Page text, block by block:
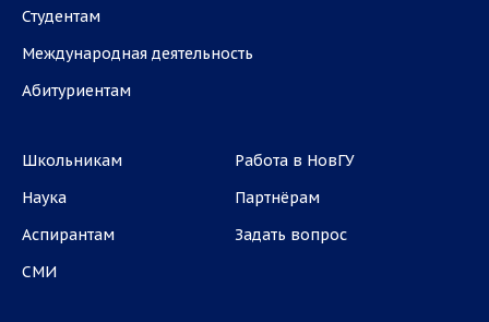
Студентам
Международная деятельность
Абитуриентам
Школьникам
Наука
Аспирантам
СМИ
Работа в НовГУ
Партнёрам
Задать вопрос